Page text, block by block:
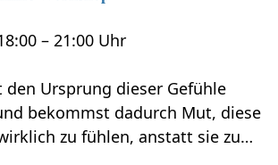
– 21:00 Uhr
den Ursprung dieser Gefühle
bekommst dadurch Mut, diese
zu fühlen, anstatt sie zu…